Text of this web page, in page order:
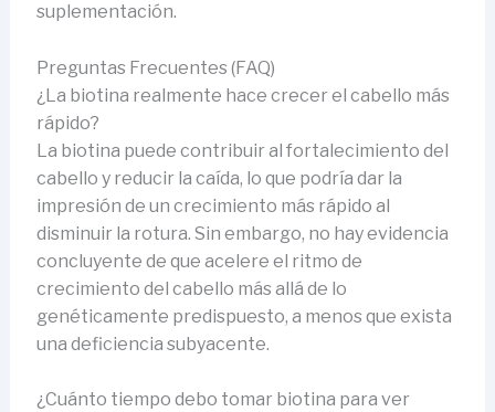
suplementación.
Preguntas Frecuentes (FAQ)
¿La biotina realmente hace crecer el cabello más
rápido?
La biotina puede contribuir al fortalecimiento del
cabello y reducir la caída, lo que podría dar la
impresión de un crecimiento más rápido al
disminuir la rotura. Sin embargo, no hay evidencia
concluyente de que acelere el ritmo de
crecimiento del cabello más allá de lo
genéticamente predispuesto, a menos que exista
una deficiencia subyacente.
¿Cuánto tiempo debo tomar biotina para ver